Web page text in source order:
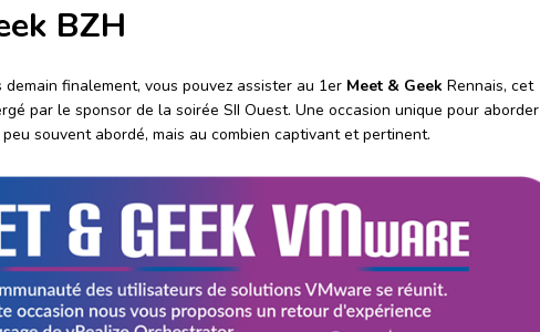
BZH
finalement, vous pouvez assister au 1er Meet & Geek Rennais, cet
par le sponsor de la soirée SII Ouest. Une occasion unique pour aborder
souvent abordé, mais au combien captivant et pertinent.